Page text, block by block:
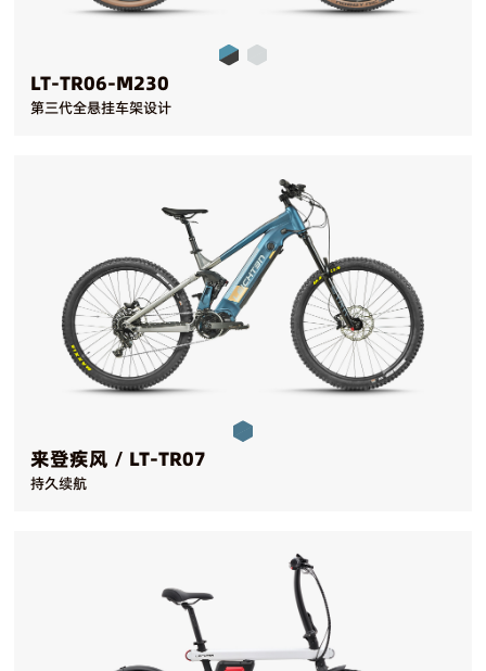
LT-TR06-M230
第三代全悬挂车架设计
来登疾风 / LT-TR07
持久续航